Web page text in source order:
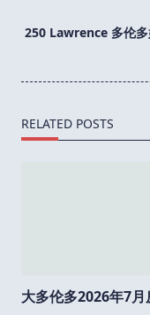
reader-
250 Lawrence 多伦
RELATED POSTS
大多伦多2026年7